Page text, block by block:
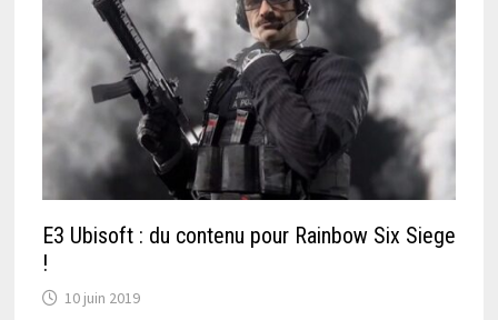
E3 Ubisoft : du contenu pour Rainbow Six Siege
!
10 juin 2019